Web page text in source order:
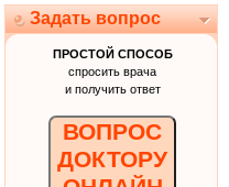
Задать вопрос
ПРОСТОЙ СПОСОБ
спросить врача
и получить ответ
ВОПРОС
ДОКТОРУ